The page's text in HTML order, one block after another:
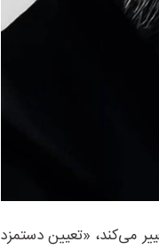
می‌کند، «تعیین دستمزد